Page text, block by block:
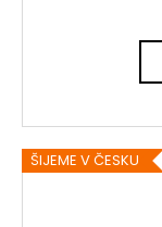
ŠIJEME V ČESKU